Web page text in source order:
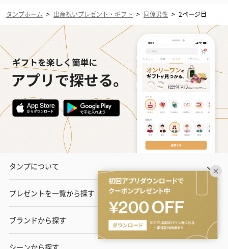
タンプホーム > 出産祝いプレゼント・ギフト > 同僚男性 > 2ページ目
タンプについて
プレゼントを一覧から探す
ブランドから探す
シーンから探す